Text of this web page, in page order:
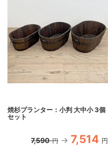
焼杉プランター：小判 大中小 3個
セット
7,590 円 7,514 円